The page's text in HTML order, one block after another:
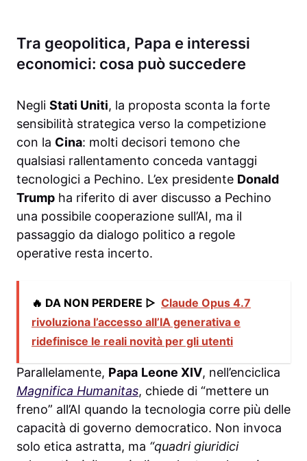
Tra geopolitica, Papa e interessi
economici: cosa può succedere
Negli Stati Uniti, la proposta sconta la forte
sensibilità strategica verso la competizione
con la Cina: molti decisori temono che
qualsiasi rallentamento conceda vantaggi
tecnologici a Pechino. L’ex presidente Donald
Trump ha riferito di aver discusso a Pechino
una possibile cooperazione sull’AI, ma il
passaggio da dialogo politico a regole
operative resta incerto.
🔥 DA NON PERDERE ▷ Claude Opus 4.7
rivoluziona l’accesso all’IA generativa e
ridefinisce le reali novità per gli utenti
Parallelamente, Papa Leone XIV, nell’enciclica
Magnifica Humanitas, chiede di “mettere un
freno” all’AI quando la tecnologia corre più delle
capacità di governo democratico. Non invoca
solo etica astratta, ma “quadri giuridici